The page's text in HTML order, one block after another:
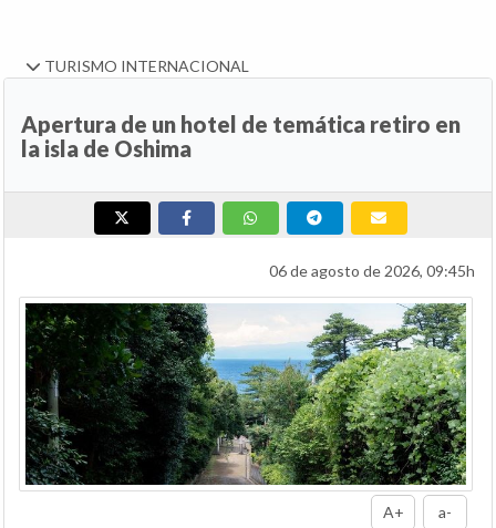
TURISMO INTERNACIONAL
Apertura de un hotel de temática retiro en
la isla de Oshima
06 de agosto de 2026, 09:45h
A+ a-